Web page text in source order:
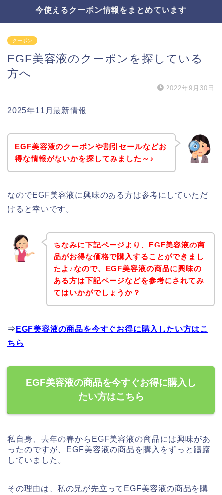
今使えるクーポン情報をまとめています
クーポン
EGF美容液のクーポンを探している
方へ
2022年9月30日
2025年11月最新情報
EGF美容液のクーポンや割引セールなどお
得な情報がないかを探してみました～♪
なのでEGF美容液に興味のある方は参考にしていただ
けると幸いです。
ちなみに下記ページより、EGF美容液の商
品がお得な価格で購入することができまし
たよ♪なので、EGF美容液の商品に興味の
ある方は下記ページなどを参考にされてみ
てはいかがでしょうか？
⇒ EGF美容液の商品を今すぐお得に購入したい方はこ
ちら
EGF美容液の商品を今すぐお得に購入し
たい方はこちら
私自身、去年の春からEGF美容液の商品には興味があ
ったのですが、EGF美容液の商品を購入をずっと躊躇
していました。
その理由は、私の兄が先立ってEGF美容液の商品を購